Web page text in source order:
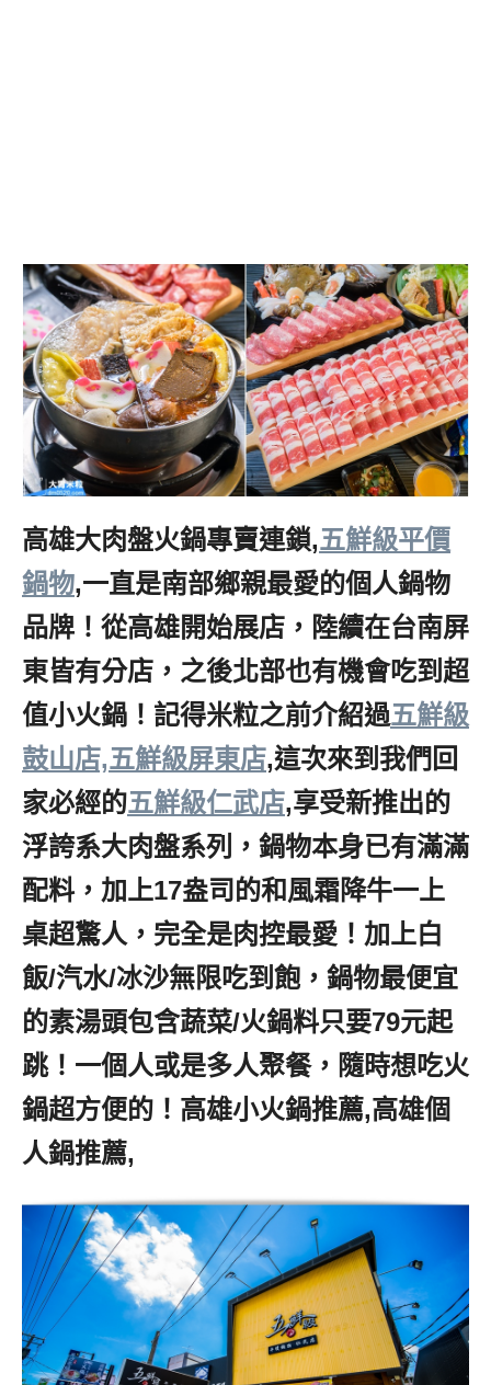
高雄大肉盤火鍋專賣連鎖,五鮮級平價
鍋物,一直是南部鄉親最愛的個人鍋物
品牌！從高雄開始展店，陸續在台南屏
東皆有分店，之後北部也有機會吃到超
值小火鍋！記得米粒之前介紹過五鮮級
鼓山店,五鮮級屏東店,這次來到我們回
家必經的五鮮級仁武店,享受新推出的
浮誇系大肉盤系列，鍋物本身已有滿滿
配料，加上17盎司的和風霜降牛一上
桌超驚人，完全是肉控最愛！加上白
飯/汽水/冰沙無限吃到飽，鍋物最便宜
的素湯頭包含蔬菜/火鍋料只要79元起
跳！一個人或是多人聚餐，隨時想吃火
鍋超方便的！高雄小火鍋推薦,高雄個
人鍋推薦,